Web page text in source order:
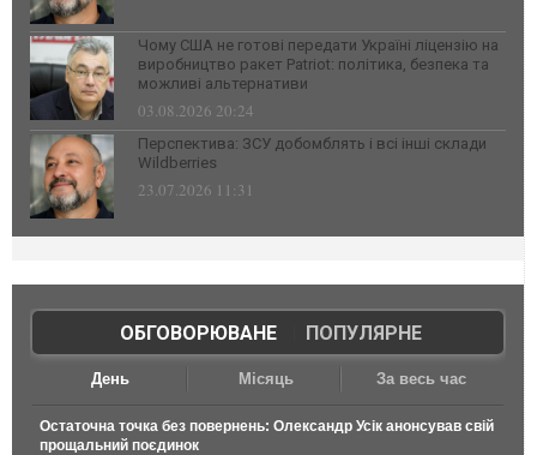
Чому США не готові передати Україні ліцензію на
виробництво ракет Patriot: політика, безпека та
можливі альтернативи
03.08.2026 20:24
Перспектива: ЗСУ добомблять і всі інші склади
Wildberries
23.07.2026 11:31
ОБГОВОРЮВАНЕ| ПОПУЛЯРНЕ
День Місяць За весь час
Остаточна точка без повернень: Олександр Усік анонсував свій
прощальний поєдинок